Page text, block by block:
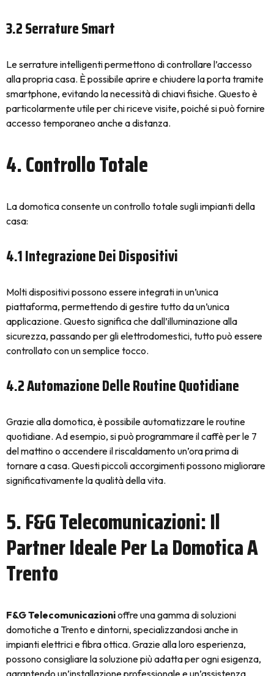
3.2 Serrature Smart
Le serrature intelligenti permettono di controllare l’accesso
alla propria casa. È possibile aprire e chiudere la porta tramite
smartphone, evitando la necessità di chiavi fisiche. Questo è
particolarmente utile per chi riceve visite, poiché si può fornire
accesso temporaneo anche a distanza.
4. Controllo Totale
La domotica consente un controllo totale sugli impianti della
casa:
4.1 Integrazione Dei Dispositivi
Molti dispositivi possono essere integrati in un’unica
piattaforma, permettendo di gestire tutto da un’unica
applicazione. Questo significa che dall’illuminazione alla
sicurezza, passando per gli elettrodomestici, tutto può essere
controllato con un semplice tocco.
4.2 Automazione Delle Routine Quotidiane
Grazie alla domotica, è possibile automatizzare le routine
quotidiane. Ad esempio, si può programmare il caffè per le 7
del mattino o accendere il riscaldamento un’ora prima di
tornare a casa. Questi piccoli accorgimenti possono migliorare
significativamente la qualità della vita.
5. F&G Telecomunicazioni: Il
Partner Ideale Per La Domotica A
Trento
F&G Telecomunicazionioffre una gamma di soluzioni
domotiche a Trento e dintorni, specializzandosi anche in
impianti elettrici e fibra ottica. Grazie alla loro esperienza,
possono consigliare la soluzione più adatta per ogni esigenza,
garantendo un’installazione professionale e un’assistenza